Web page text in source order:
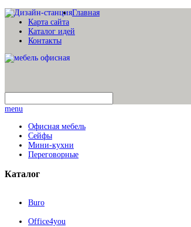
Главная
Карта сайта
Каталог идей
Контакты
menu
Офисная мебель
Сейфы
Мини-кухни
Переговорные
Каталог
Buro
Office4you